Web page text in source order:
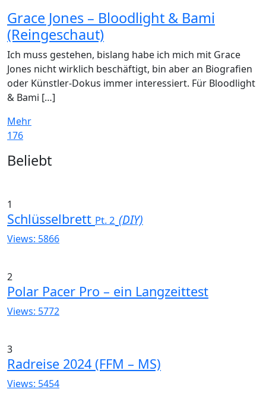
Grace Jones – Bloodlight & Bami
(Reingeschaut)
Ich muss gestehen, bislang habe ich mich mit Grace
Jones nicht wirklich beschäftigt, bin aber an Biografien
oder Künstler-Dokus immer interessiert. Für Bloodlight
& Bami […]
Mehr
176
Widgets
Beliebt
1
Schlüsselbrett Pt. 2 (DIY)
Views: 5866
2
Polar Pacer Pro – ein Langzeittest
Views: 5772
3
Radreise 2024 (FFM – MS)
Views: 5454